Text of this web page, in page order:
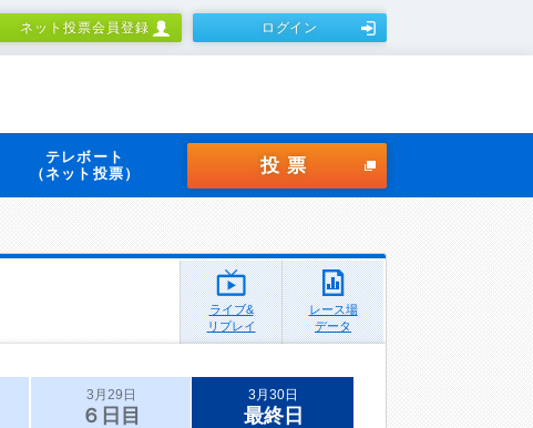
ネット投票会員登録 ログイン
テレボート
（ネット投票）
投票
ライブ&
リプレイ
レース場
データ
3月29日
６日目
3月30日
最終日